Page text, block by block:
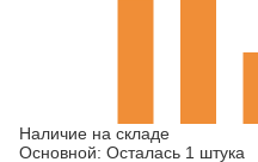
Наличие на складе
Основной: Осталась 1 штука